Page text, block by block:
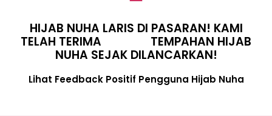
HIJAB NUHA LARIS DI PASARAN! KAMI
TELAH TERIMA
TEMPAHAN HIJAB
NUHA SEJAK DILANCARKAN!
Lihat Feedback Positif Pengguna Hijab Nuha